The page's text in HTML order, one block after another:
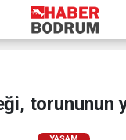
torununun